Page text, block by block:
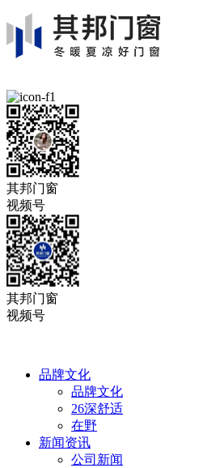
其邦门窗
视频号
其邦门窗
视频号
品牌文化
品牌文化
26深舒适
在野
新闻资讯
公司新闻